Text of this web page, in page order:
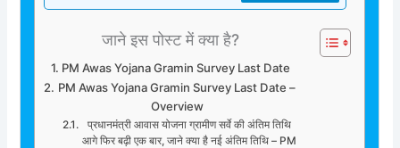
जाने इस पोस्ट में क्या है?
PM Awas Yojana Gramin Survey Last Date
PM Awas Yojana Gramin Survey Last Date –
Overview
प्रधानमंत्री आवास योजना ग्रामीण सर्वे की अंतिम तिथि
आगे फिर बढ़ी एक बार, जाने क्या है नई अंतिम तिथि – PM